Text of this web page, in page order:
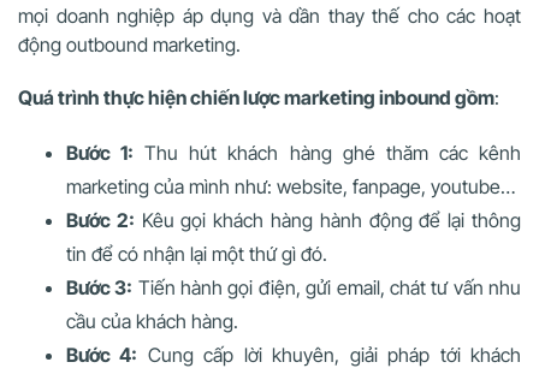
mọi doanh nghiệp áp dụng và dần thay thế cho các hoạt
động outbound marketing.
Quá trình thực hiện chiến lược marketing inbound gồm:
Bước 1: Thu hút khách hàng ghé thăm các kênh
marketing của mình như: website, fanpage, youtube…
Bước 2: Kêu gọi khách hàng hành động để lại thông
tin để có nhận lại một thứ gì đó.
Bước 3: Tiến hành gọi điện, gửi email, chát tư vấn nhu
cầu của khách hàng.
Bước 4: Cung cấp lời khuyên, giải pháp tới khách